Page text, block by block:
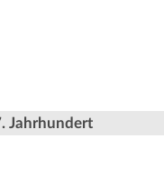
Jahrhundert